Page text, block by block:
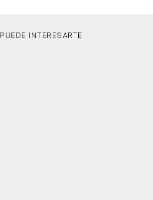
PUEDE INTERESARTE